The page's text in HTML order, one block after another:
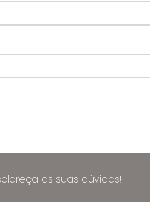
as suas dúvidas!